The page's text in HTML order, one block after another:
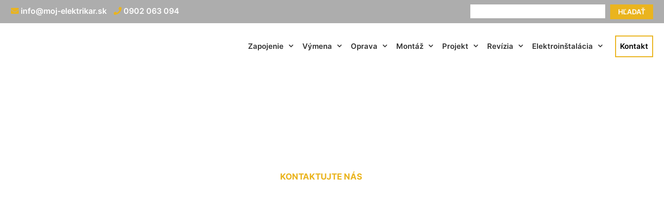
HĽADAŤ
info@moj-elektrikar.sk 0902 063 094
Zapojenie Výmena Oprava Montáž Projekt Revízia Elektroinštalácia Kontakt
KONTAKTUJTE NÁS